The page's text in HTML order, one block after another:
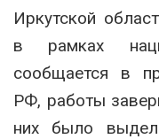
Иркутской
в рамках
сообщается в
РФ, работы
них было